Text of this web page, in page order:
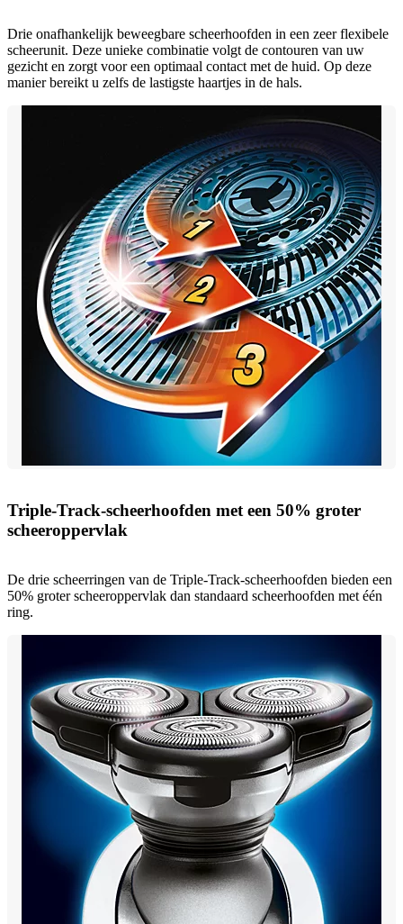
Drie onafhankelijk beweegbare scheerhoofden in een zeer flexibele
scheerunit. Deze unieke combinatie volgt de contouren van uw
gezicht en zorgt voor een optimaal contact met de huid. Op deze
manier bereikt u zelfs de lastigste haartjes in de hals.
Triple-Track-scheerhoofden met een 50% groter
scheeroppervlak
De drie scheerringen van de Triple-Track-scheerhoofden bieden een
50% groter scheeroppervlak dan standaard scheerhoofden met één
ring.